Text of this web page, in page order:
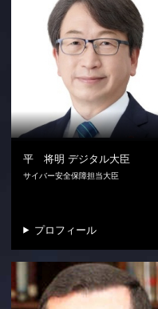
平 将明 デジタル大臣
サイバー安全保障担当大臣
プロフィール